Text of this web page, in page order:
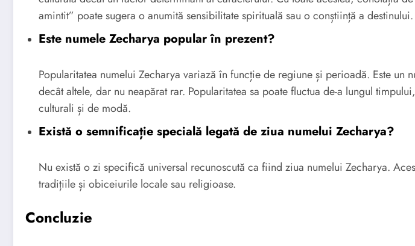
amintit” poate sugera o anumită sensibilitate spirituală sau o conștiință a destinului.
Este numele Zecharya popular în prezent?
Popularitatea numelui Zecharya variază în funcție de regiune și perioadă. Este un
decât altele, dar nu neapărat rar. Popularitatea sa poate fluctua de-a lungul
culturali și de modă.
Există o semnificație specială legată de ziua numelui Zecharya?
Nu există o zi specifică universal recunoscută ca fiind ziua numelui Zecharya.
tradițiile și obiceiurile locale sau religioase.
Concluzie